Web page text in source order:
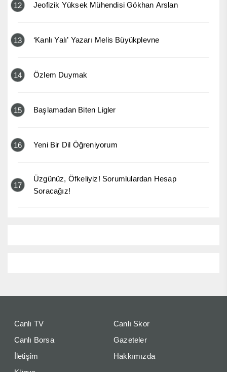
12 Jeofizik Yüksek Mühendisi Gökhan Arslan
13 ‘Kanlı Yalı’ Yazarı Melis Büyükplevne
14 Özlem Duymak
15 Başlamadan Biten Ligler
16 Yeni Bir Dil Öğreniyorum
17
Üzgünüz, Öfkeliyiz! Sorumlulardan Hesap
Soracağız!
Canlı TV
Canlı Skor
Canlı Borsa
Gazeteler
İletişim
Hakkımızda